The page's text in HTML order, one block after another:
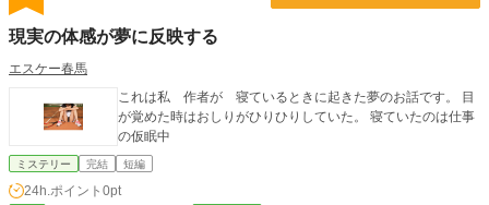
現実の体感が夢に反映する
エスケー春馬
これは私 作者が 寝ているときに起きた夢のお話です。 目
が覚めた時はおしりがひりひりしていた。 寝ていたのは仕事
の仮眠中
ミステリー 完結 短編
24h.ポイント 0pt